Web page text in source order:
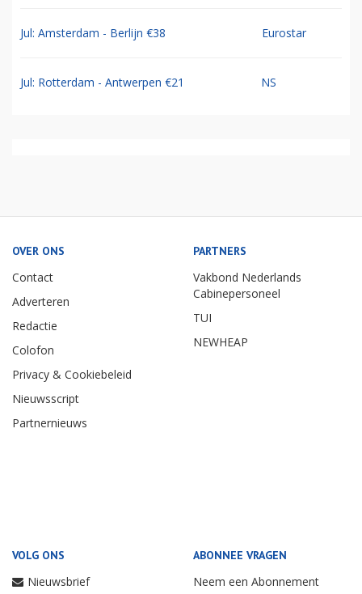
Jul: Amsterdam - Berlijn €38 Eurostar
Jul: Rotterdam - Antwerpen €21 NS
OVER ONS
Contact
Adverteren
Redactie
Colofon
Privacy & Cookiebeleid
Nieuwsscript
Partnernieuws
PARTNERS
Vakbond Nederlands
Cabinepersoneel
TUI
NEWHEAP
VOLG ONS
Nieuwsbrief
ABONNEE VRAGEN
Neem een Abonnement